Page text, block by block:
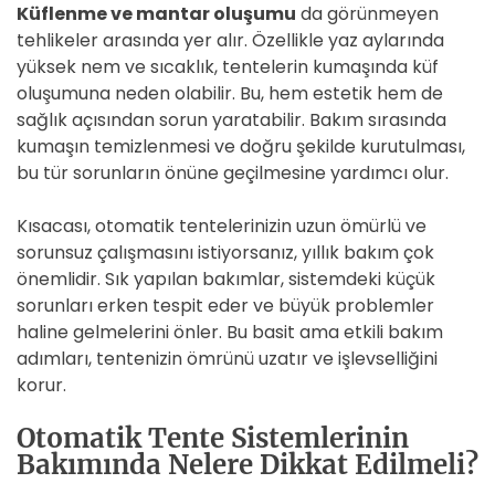
Küflenme ve mantar oluşumu da görünmeyen
tehlikeler arasında yer alır. Özellikle yaz aylarında
yüksek nem ve sıcaklık, tentelerin kumaşında küf
oluşumuna neden olabilir. Bu, hem estetik hem de
sağlık açısından sorun yaratabilir. Bakım sırasında
kumaşın temizlenmesi ve doğru şekilde kurutulması,
bu tür sorunların önüne geçilmesine yardımcı olur.
Kısacası, otomatik tentelerinizin uzun ömürlü ve
sorunsuz çalışmasını istiyorsanız, yıllık bakım çok
önemlidir. Sık yapılan bakımlar, sistemdeki küçük
sorunları erken tespit eder ve büyük problemler
haline gelmelerini önler. Bu basit ama etkili bakım
adımları, tentenizin ömrünü uzatır ve işlevselliğini
korur.
Otomatik Tente Sistemlerinin
Bakımında Nelere Dikkat Edilmeli?